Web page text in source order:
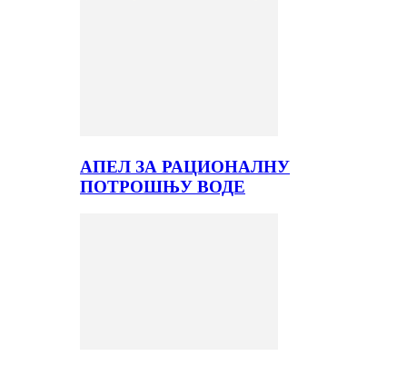
АПЕЛ ЗА РАЦИОНАЛНУ
ПОТРОШЊУ ВОДЕ